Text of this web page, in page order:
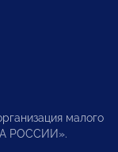
малого
РОССИИ».